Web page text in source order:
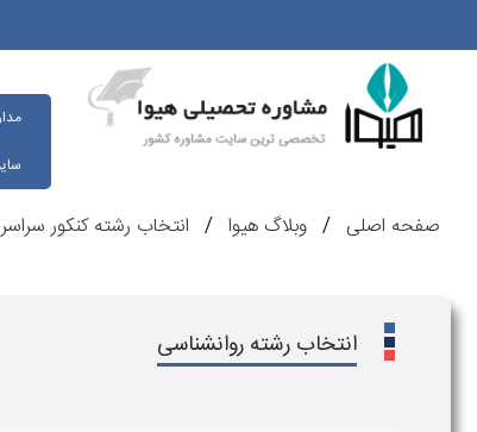
صفحه اصلی وبلاگ هیوا انتخاب رشته کنکور
انتخاب رشته روانشناسی